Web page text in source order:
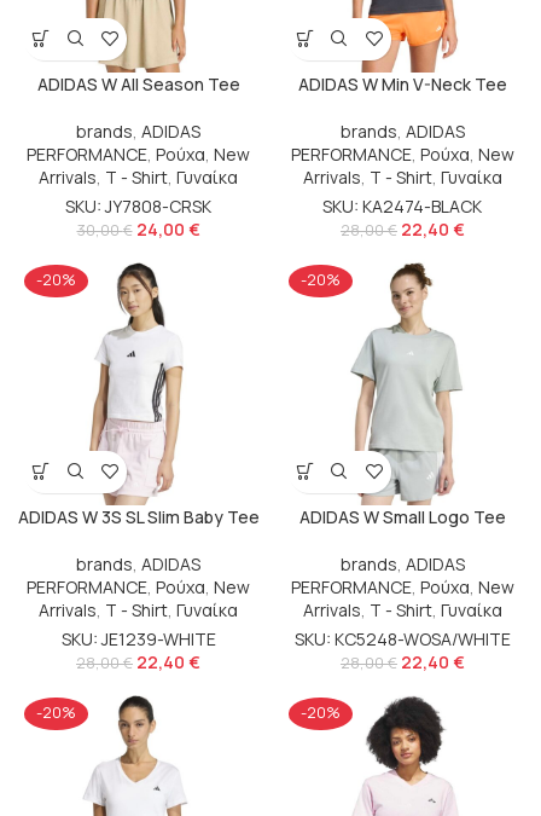
ADIDAS W All Season Tee
brands ADIDAS
PERFORMANCE Ρούχα New
Arrivals T - Shirt Γυναίκα
SKU: JY7808-CRSK
30,00€ 24,00 €
ADIDAS W Min V-Neck Tee
brands ADIDAS
PERFORMANCE, Ρούχα New
Arrivals T - Shirt, Γυναίκα
SKU: KA2474-BLACK
28,00€ 22,40 €
ADIDAS W 3S SL Slim Baby Tee
brands ADIDAS
PERFORMANCE Ρούχα New
Arrivals T - Shirt Γυναίκα
SKU: JE1239-WHITE
28,00€ 22,40 €
-20%
ADIDAS W Small Logo Tee
brands ADIDAS
PERFORMANCE, Ρούχα New
Arrivals T - Shirt, Γυναίκα
SKU: KC5248-WOSA/WHITE
28,00€ 22,40 €
-20%
-20% -20%